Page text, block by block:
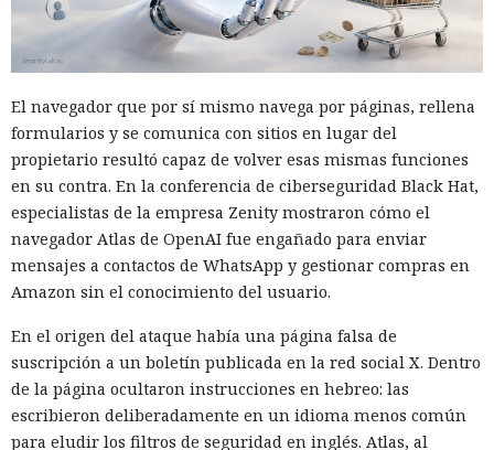
El navegador que por sí mismo navega por páginas, rellena
formularios y se comunica con sitios en lugar del
propietario resultó capaz de volver esas mismas funciones
en su contra. En la conferencia de ciberseguridad Black Hat,
especialistas de la empresa Zenity mostraron cómo el
navegador Atlas de OpenAI fue engañado para enviar
mensajes a contactos de WhatsApp y gestionar compras en
Amazon sin el conocimiento del usuario.
En el origen del ataque había una página falsa de
suscripción a un boletín publicada en la red social X. Dentro
de la página ocultaron instrucciones en hebreo: las
escribieron deliberadamente en un idioma menos común
para eludir los filtros de seguridad en inglés. Atlas, al